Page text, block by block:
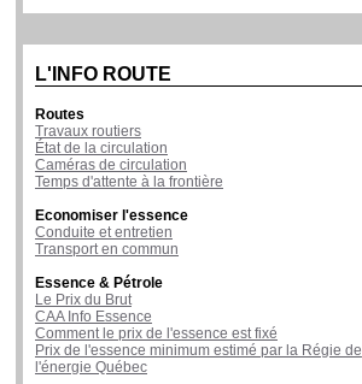
L'INFO ROUTE
Routes
Travaux routiers
État de la circulation
Caméras de circulation
Temps d'attente à la frontière
Economiser l'essence
Conduite et entretien
Transport en commun
Essence & Pétrole
Le Prix du Brut
CAA Info Essence
Comment le prix de l'essence est fixé
Prix de l'essence minimum estimé par la Régie de
l'énergie Québec